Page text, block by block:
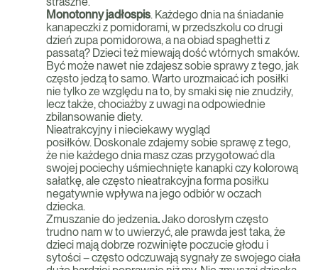
Monotonny jadłospis. Każdego dnia na śniadanie
kanapeczki z pomidorami, w przedszkolu co drugi
dzień zupa pomidorowa, a na obiad spaghetti z
passatą? Dzieci też miewają dość wtórnych smaków.
Być może nawet nie zdajesz sobie sprawy z tego, jak
często jedzą to samo. Warto urozmaicać ich posiłki
nie tylko ze względu na to, by smaki się nie znudziły,
lecz także, chociażby z uwagi na odpowiednie
zbilansowanie diety.
Nieatrakcyjny i nieciekawy wygląd
posiłków. Doskonale zdajemy sobie sprawę z tego,
że nie każdego dnia masz czas przygotować dla
swojej pociechy uśmiechnięte kanapki czy kolorową
sałatkę, ale często nieatrakcyjna forma posiłku
negatywnie wpływa na jego odbiór w oczach
dziecka.
Zmuszanie do jedzenia.Jako dorosłym często
trudno nam w to uwierzyć, ale prawda jest taka, że
dzieci mają dobrze rozwinięte poczucie głodu i
sytości – często odczuwają sygnały ze swojego ciała